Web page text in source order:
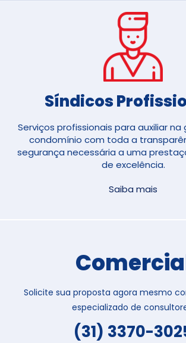
Síndicos
Serviços profissionais para auxiliar
condomínio com toda a
segurança necessária a uma
de excelência.
Saiba mais
Solicite sua proposta agora mesmo
especializado de
(31) 3370-